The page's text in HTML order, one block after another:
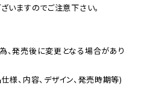
いますのでご注意下さい。
発売後に変更となる場合があり
、内容、デザイン、発売時期等)